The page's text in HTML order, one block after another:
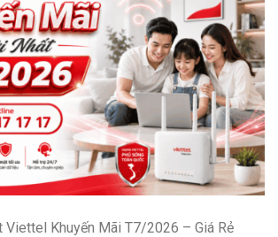
Viettel Khuyến Mãi T7/2026 – Giá Rẻ